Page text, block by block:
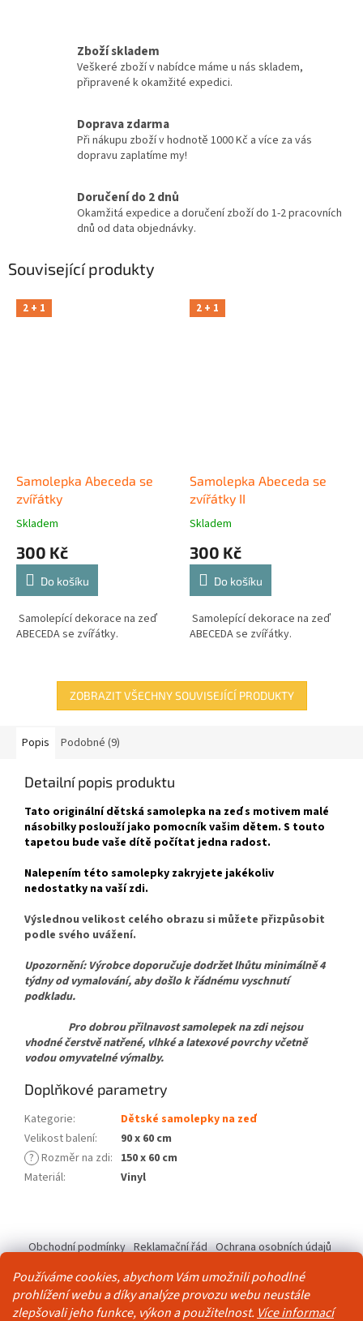
Používáme cookies, abychom Vám umožnili pohodlné
prohlížení webu a díky analýze provozu webu neustále
zlepšovali jeho funkce, výkon a použitelnost. Více informací
Zboží skladem
Veškeré zboží v nabídce máme u nás skladem,
připravené k okamžité expedici.
Doprava zdarma
Při nákupu zboží v hodnotě 1000 Kč a více za vás
dopravu zaplatíme my!
Doručení do 2 dnů
Okamžitá expedice a doručení zboží do 1-2 pracovních
dnů od data objednávky.
Související produkty
2 + 1
Samolepka Abeceda se
zvířátky
Skladem
300 Kč
Do košíku
Samolepící dekorace na zeď
ABECEDA se zvířátky.
2 + 1
Samolepka Abeceda se
zvířátky II
Skladem
300 Kč
Do košíku
Samolepící dekorace na zeď
ABECEDA se zvířátky.
ZOBRAZIT VŠECHNY SOUVISEJÍCÍ PRODUKTY
Popis Podobné (9)
Detailní popis produktu
Tato originální dětská samolepka na zeď s motivem malé
násobilky poslouží jako pomocník vašim dětem. S touto
tapetou bude vaše dítě počítat jedna radost.
Nalepením této samolepky zakryjete jakékoliv
nedostatky na vaší zdi.
Výslednou velikost celého obrazu si můžete přizpůsobit
podle svého uvážení.
Upozornění: Výrobce doporučuje dodržet lhůtu minimálně 4
týdny od vymalování, aby došlo k řádnému vyschnutí
podkladu.
Pro dobrou přilnavost samolepek na zdi nejsou
vhodné čerstvě natřené, vlhké a latexové povrchy včetně
vodou omyvatelné výmalby.
Doplňkové parametry
Kategorie:
Dětské samolepky na zeď
Velikost balení:
90 x 60 cm
? Rozměr na zdi: 150 x 60 cm
Materiál: Vinyl
p
Obchodní podmínky Reklamační řád Ochrana osobních údajů